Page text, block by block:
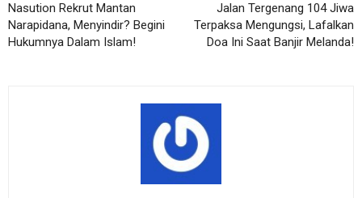
Nasution Rekrut Mantan
Narapidana, Menyindir? Begini
Hukumnya Dalam Islam!
Jalan Tergenang 104 Jiwa
Terpaksa Mengungsi, Lafalkan
Doa Ini Saat Banjir Melanda!